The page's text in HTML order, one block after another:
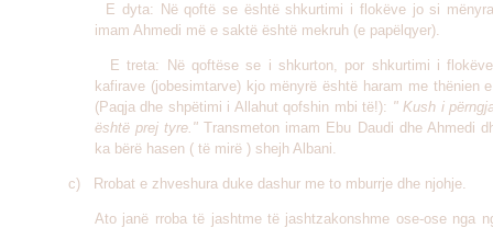
E dyta: Në qoftë se është shkurtimi i flokëve jo si
imam Ahmedi më e saktë është mekruh (e papëlqyer).
E treta: Në qoftëse se i shkurton, por shkurtimi i flokëve
kafirave (jobesimtarve) kjo mënyrë është haram me thënien
(Paqja dhe shpëtimi i Allahut qofshin mbi të!): " Kush i
është prej tyre." Transmeton imam Ebu Daudi dhe Ahmedi
ka bërë hasen ( të mirë ) shejh Albani.
c) Rrobat e zhveshura duke dashur me to mburrje dhe njohje.
Ato janë rroba të jashtme të jashtzakonshme ose-ose nga